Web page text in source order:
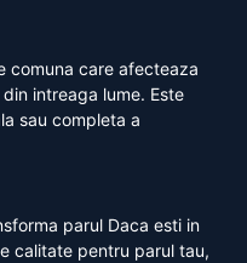
comuna care afecteaza
intreaga lume. Este
sau completa a
parul Daca esti in
calitate pentru parul tau,